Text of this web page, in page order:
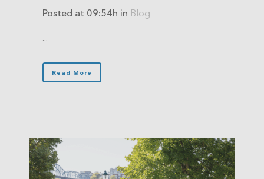
Posted at 09:54h in Blog
...
Read More